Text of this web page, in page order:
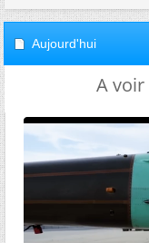
Aujourd'hui
A